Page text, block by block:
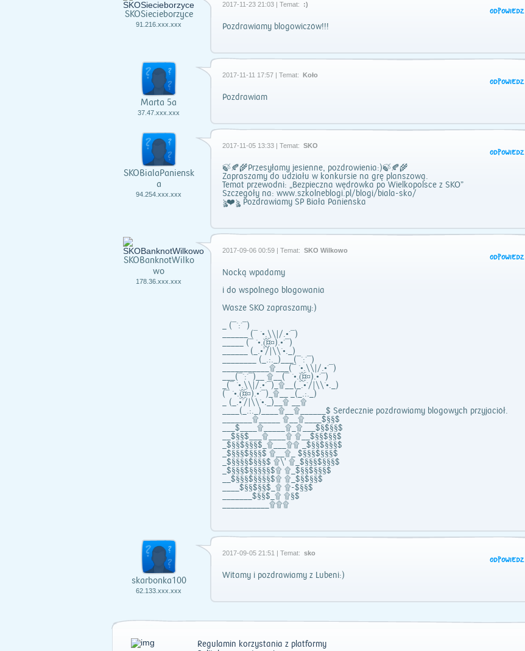
SKOSiecieborzyce
91.216.xxx.xxx
2017-11-23 21:03 | Temat: :)
ODPOWIEDZ
Pozdrawiamy blogowiczów!!!
Marta 5a
37.47.xxx.xxx
2017-11-11 17:57 | Temat: Koło
ODPOWIEDZ
Pozdrawiam
SKOBialaPaniensk
a
94.254.xxx.xxx
2017-11-05 13:33 | Temat: SKO
ODPOWIEDZ
🍃🍂🌾Przesyłamy jesienne, pozdrowienia:)🍃🍂🌾
Zapraszamy do udziału w konkursie na grę planszową.
Temat przewodni: „Bezpieczna wędrówka po Wielkopolsce z SKO”
Szczegóły na: www.szkolneblogi.pl/blogi/biala-sko/
ৡৣ❤️ৡৣ Pozdrawiamy SP Biała Panieńska
SKOBanknotWilko
wo
178.36.xxx.xxx
2017-09-06 00:59 | Temat: SKO Wilkowo
ODPOWIEDZ
Nocką wpadamy
i do wspólnego blogowania
Wasze SKO zapraszamy:)
_ (¯`:´¯)
______ (¯ `•.\\|/.•´¯)
_____ (¯ `•.(ۣۜ¤ۣۜ¤).•´¯)
______ (_.•´/|\\`•._)
________ (_.:._)___(¯`:´¯)
___________۩___(¯ `•.\\|/.•´¯)
___(¯`:´¯)__ ۩__(¯ `•.(ۣۜ¤ۣۜ¤).•´¯)
_(¯ `•.\\|/.•´¯)_۩__(_.•´/|\\`•._)
(¯ `•.(ۣۜ¤ۣۜ¤).•´¯)_۩__ _(_.:._)
_ (_.•´/|\\`•._)__۩ __۩
____(_.:._)____۩__۩______$ Serdecznie pozdrawiamy blogowych przyjaciół.
_______۩_____ ۩__۩____$§§$
___$____۩_____۩_۩___$§$§§$
__$§§$___۩____۩ ۩__$§§$§§$
_$§§$§§§$_۩___۩۩ _$§§$§§§$
_$§§§$§§§$ ۩__۩_ $§§§$§§§$
_$§§§§$§§§$ ۩\' ۩_$§§§$§§§$
_$§§§$§§§§§$۩ ۩_$§§$§§§$
__$§§§$§§§§$۩ ۩_$§$§§$
____$§§$§§$_۩ ۩-$§§$
_______$§§$_۩ ۩§$
___________۩۩۩
skarbonka100
62.133.xxx.xxx
2017-09-05 21:51 | Temat: sko
ODPOWIEDZ
Witamy i pozdrawiamy z Lubeni:)
Regulamin korzystania z platformy